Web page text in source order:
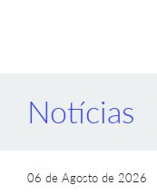
Notícias
06 de Agosto de 2026